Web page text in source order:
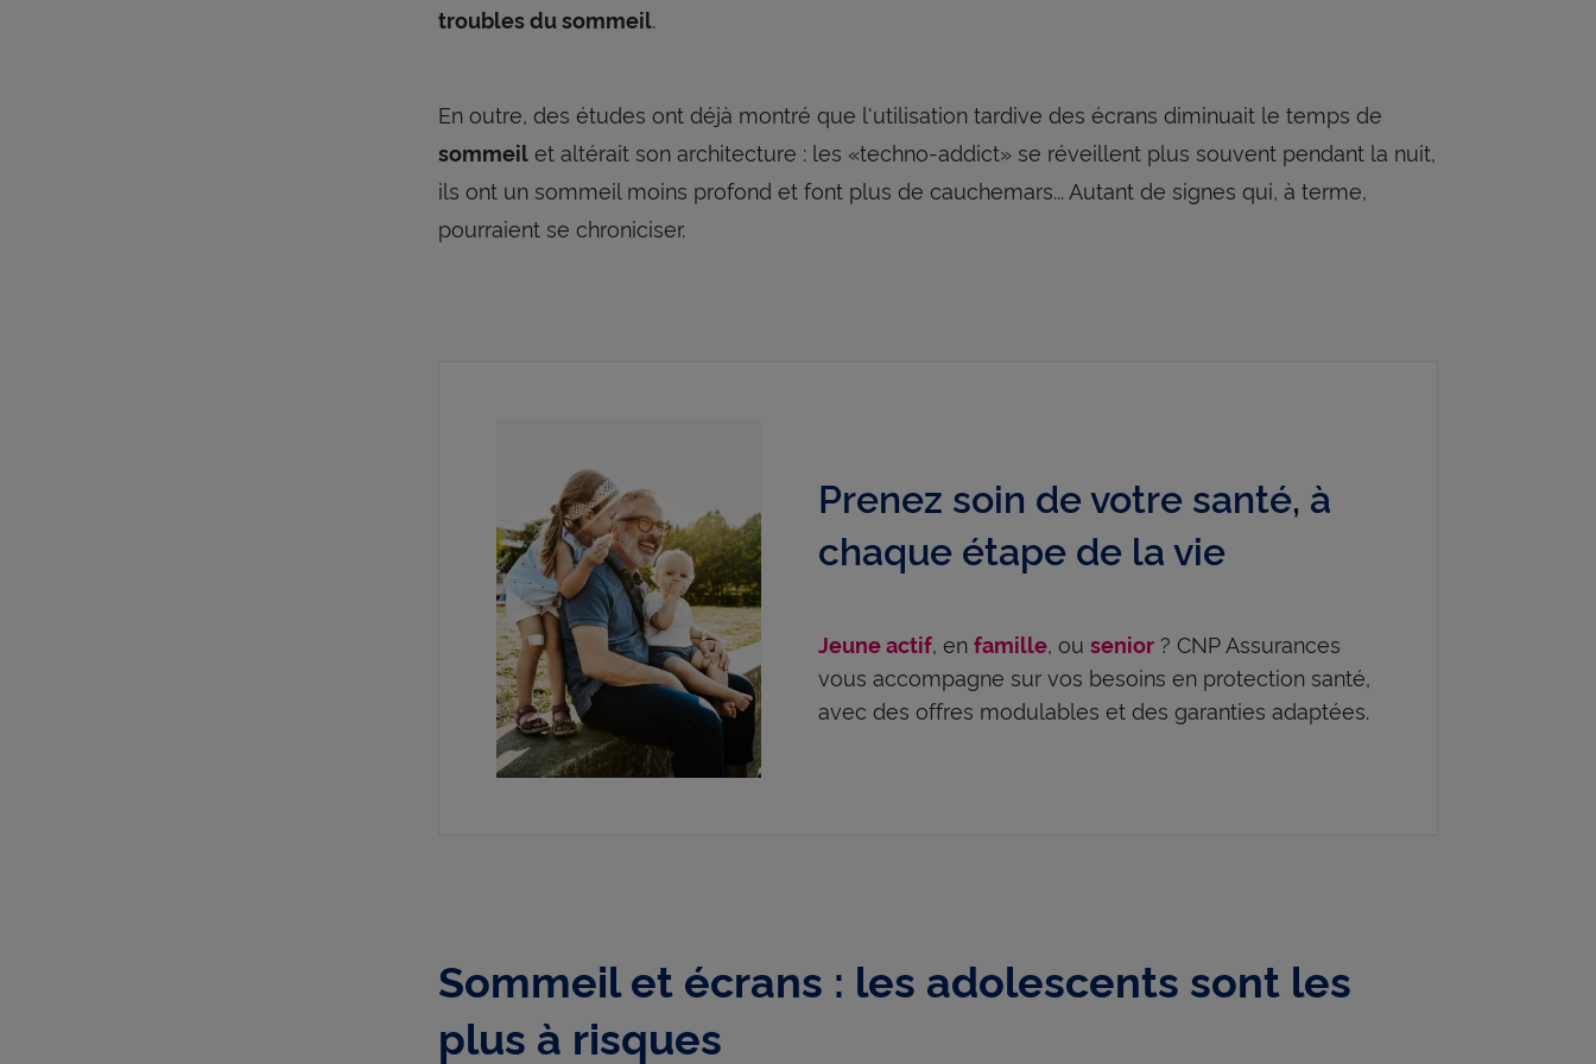
troubles du sommeil.
En outre, des études ont déjà montré que l'utilisation tardive des écrans diminuait le temps de
sommeil et altérait son architecture : les «techno-addict» se réveillent plus souvent pendant la nuit,
ils ont un sommeil moins profond et font plus de cauchemars... Autant de signes qui, à terme,
pourraient se chroniciser.
Prenez soin de votre santé, à
chaque étape de la vie
Jeune actif , enfamille , ousenior ? CNP Assurances
vous accompagne sur vos besoins en protection santé,
avec des offres modulables et des garanties adaptées.
Sommeil et écrans : les adolescents sont les
plus à risques